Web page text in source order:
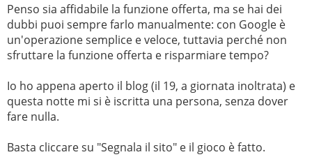
Penso sia affidabile la funzione offerta, ma se hai dei
dubbi puoi sempre farlo manualmente: con Google è
un'operazione semplice e veloce, tuttavia perché non
sfruttare la funzione offerta e risparmiare tempo?
Io ho appena aperto il blog (il 19, a giornata inoltrata) e
questa notte mi si è iscritta una persona, senza dover
fare nulla.
Basta cliccare su "Segnala il sito" e il gioco è fatto.